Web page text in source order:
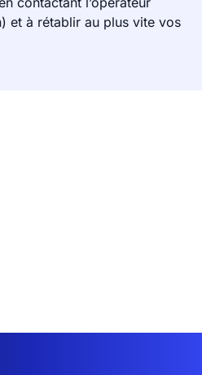
et à rétablir au plus vite vos